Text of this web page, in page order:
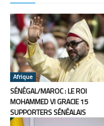
Afrique
SÉNÉGAL/MAROC : LE ROI
MOHAMMED VI GRACIE 15
SUPPORTERS SÉNÉALAIS